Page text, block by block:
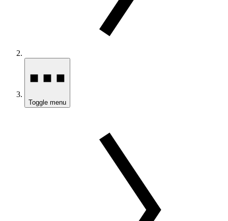
Toggle menu